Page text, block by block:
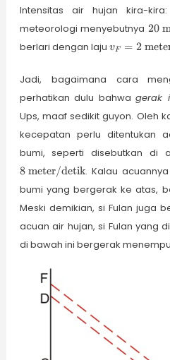
meter/detik}
Intensitas air hujan kira-kira:
meteorologi menyebutnya20
berlari dengan laju v_F =
vF = 2
Jadi, bagaimana cara
perhatikan dulu bahwagerak
Ups, maaf sedikit guyon. Oleh
kecepatan perlu ditentukan
bumi, seperti disebutkan di
8 meter/detik. Kalau
bumi yang bergerak ke atas,
Meski demikian, si Fulan juga
acuan air hujan, si Fulan yang
di bawah ini bergerak